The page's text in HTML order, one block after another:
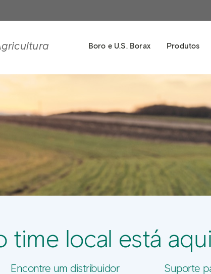
time local está
Encontre um distribuidor Suporte
Boro e U.S. Borax Produtos